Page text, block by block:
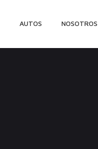
AUTOS NOSOTROS